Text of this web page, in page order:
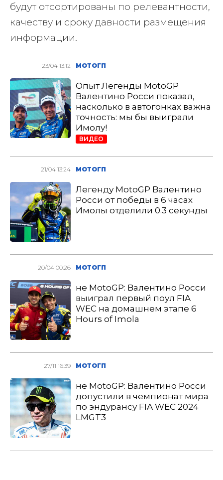
будут отсортированы по релевантности,
качеству и сроку давности размещения
информации.
23/04 13:12 МОТОГП
Опыт Легенды MotoGP
Валентино Росси показал,
насколько в автогонках важна
точность: мы бы выиграли
Имолу!
ВИДЕО
21/04 13:24 МОТОГП
Легенду MotoGP Валентино
Росси от победы в 6 часах
Имолы отделили 0.3 секунды
20/04 00:26 МОТОГП
не MotoGP: Валентино Росси
выиграл первый поул FIA
WEC на домашнем этапе 6
Hours of Imola
27/11 16:39 МОТОГП
не MotoGP: Валентино Росси
допустили в чемпионат мира
по эндурансу FIA WEC 2024
LMGT3